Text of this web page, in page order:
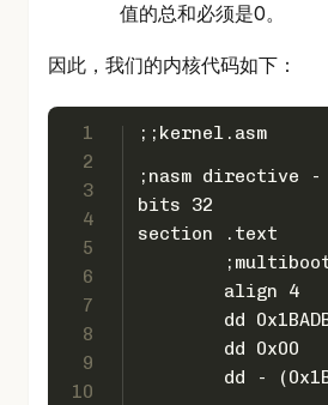
值的总和必须是0。
因此，我们的内核代码如下：
1
2
3
4
5
6
7
8
9
10
;;kernel.asm
;nasm directive
bits 32
section .text
        align 4
dd
dd 0x00
dd -